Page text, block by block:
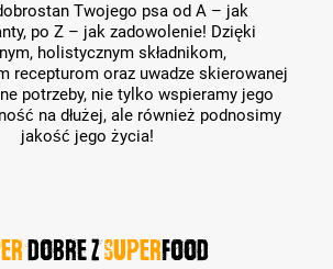
Twojego psa od A – jak
po Z – jak zadowolenie! Dzięki
holistycznym składnikom,
recepturom oraz uwadze skierowanej
potrzeby, nie tylko wspieramy jego
na dłużej, ale również podnosimy
jakość jego życia!
dobre zSuperfood